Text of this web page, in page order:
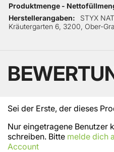
Produktmenge -
Herstellerangaben
STYX
Kräutergarten 6, 3200, Ober-
Sei der Erste, der dieses
Nur eingetragene Benutzer
schreiben. Bitte melde dich
Account